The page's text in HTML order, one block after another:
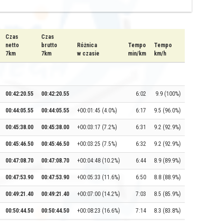
Czas
netto
7km
Czas
brutto
7km
Różnica
w czasie
Tempo
min/km
Tempo
km/h
00:42:20.55 00:42:20.55 6:02 9.9 (100%)
00:44:05.55 00:44:05.55 +00:01:45 (4.0%) 6:17 9.5 (96.0%)
00:45:38.00 00:45:38.00 +00:03:17 (7.2%) 6:31 9.2 (92.9%)
00:45:46.50 00:45:46.50 +00:03:25 (7.5%) 6:32 9.2 (92.9%)
00:47:08.70 00:47:08.70 +00:04:48 (10.2%) 6:44 8.9 (89.9%)
00:47:53.90 00:47:53.90 +00:05:33 (11.6%) 6:50 8.8 (88.9%)
00:49:21.40 00:49:21.40 +00:07:00 (14.2%) 7:03 8.5 (85.9%)
00:50:44.50 00:50:44.50 +00:08:23 (16.6%) 7:14 8.3 (83.8%)